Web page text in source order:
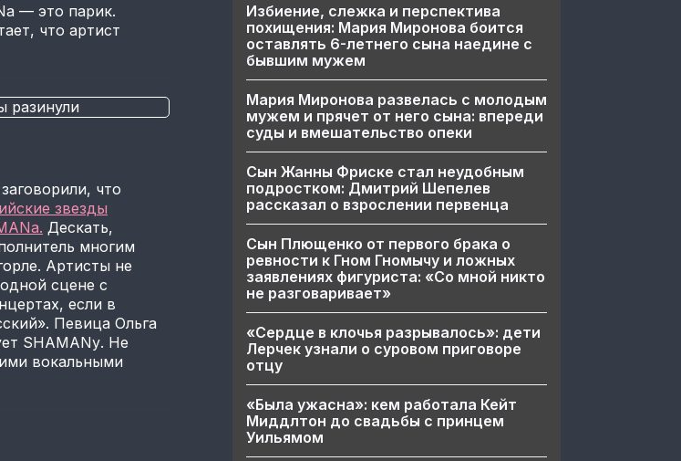
— это парик.
что артист
что
звезды
Дескать,
многим
Артисты не
сцене с
если в
Певица Ольга
SHAMANу. Не
вокальными
Избиение, слежка и перспектива
похищения: Мария Миронова боится
оставлять 6-летнего сына наедине с
бывшим мужем
Мария Миронова развелась с молодым
мужем и прячет от него сына: впереди
суды и вмешательство опеки
Сын Жанны Фриске стал неудобным
подростком: Дмитрий Шепелев
рассказал о взрослении первенца
Сын Плющенко от первого брака о
ревности к Гном Гномычу и ложных
заявлениях фигуриста: «Со мной никто
не разговаривает»
«Сердце в клочья разрывалось»: дети
Лерчек узнали о суровом приговоре
отцу
«Была ужасна»: кем работала Кейт
Миддлтон до свадьбы с принцем
Уильямом